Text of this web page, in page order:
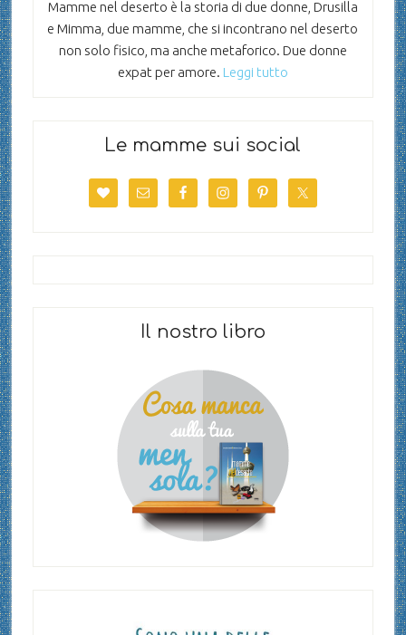
Mamme nel deserto è la storia di due donne, Drusilla
e Mimma, due mamme, che si incontrano nel deserto
non solo fisico, ma anche metaforico. Due donne
expat per amore. Leggi tutto
Le mamme sui social
Il nostro libro